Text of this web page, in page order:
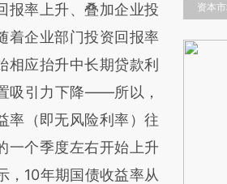
报率上升、叠加企业投
着企业部门投资回报率
相应抬升中长期贷款利
吸引力下降——所以，
率（即无风险利率）往
一个季度左右开始上升
，10年期国债收益率从
资本